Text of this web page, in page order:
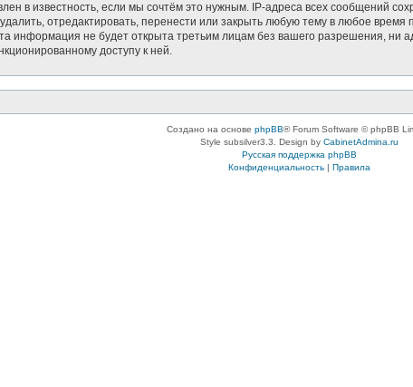
в известность, если мы сочтём это нужным. IP-адреса всех сообщений
отредактировать, перенести или закрыть любую тему в любое время
информация не будет открыта третьим лицам без вашего разрешения,
доступу к ней.
Создано на основе phpBB® Forum Software © phpBB
Style subsilver3.3. Design by CabinetAdmina.ru
Русская поддержка phpBB
Конфиденциальность| Правила